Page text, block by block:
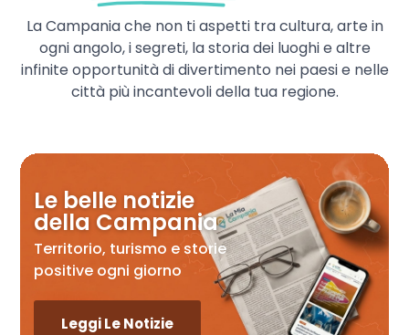
La Campania che non ti aspetti tra cultura, arte in
ogni angolo, i segreti, la storia dei luoghi e altre
infinite opportunità di divertimento nei paesi e nelle
città più incantevoli della tua regione.
Le belle notizie
della Campania
Territorio, turismo e storie
positive ogni giorno
Leggi Le Notizie